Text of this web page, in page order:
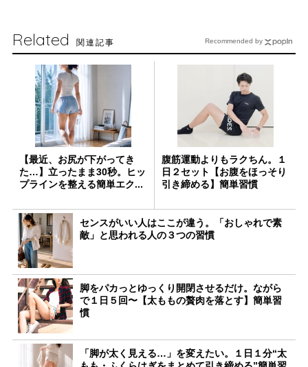
Related 関連記事
【最近、お尻が下がってき
た…】立ったまま30秒。ヒッ
プラインを整える簡単エク...
腹筋運動よりもラクちん。１
日２セット【お腹をほっそり
引き締める】簡単習慣
センスがいい人はここが違う。「おしゃれで素
敵」と思われる人の３つの習慣
脚をパカっとゆっくり開閉させるだけ。ながら
で１日５回〜【太ももの贅肉を落とす】簡単習
慣
「脚が太く見える…」を変えたい。１日１分“太
Recommended by